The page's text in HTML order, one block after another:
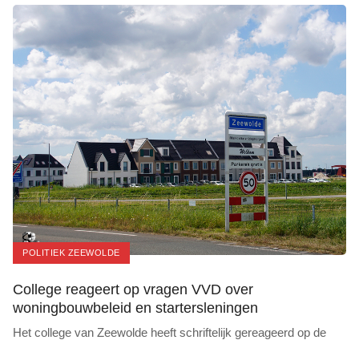
POLITIEK ZEEWOLDE
College reageert op vragen VVD over
woningbouwbeleid en startersleningen
Het college van Zeewolde heeft schriftelijk gereageerd op de